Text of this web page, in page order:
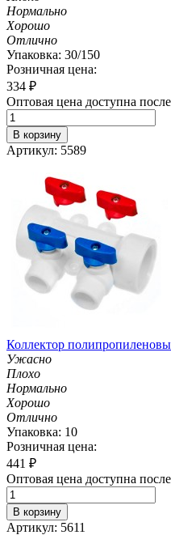
Нормально
Хорошо
Отлично
Упаковка: 30/150
Розничная цена:
334 ₽
Оптовая цена доступна
В корзину
Артикул: 5589
Коллектор
Ужасно
Плохо
Нормально
Хорошо
Отлично
Упаковка: 10
Розничная цена:
441 ₽
Оптовая цена доступна
В корзину
Артикул: 5611